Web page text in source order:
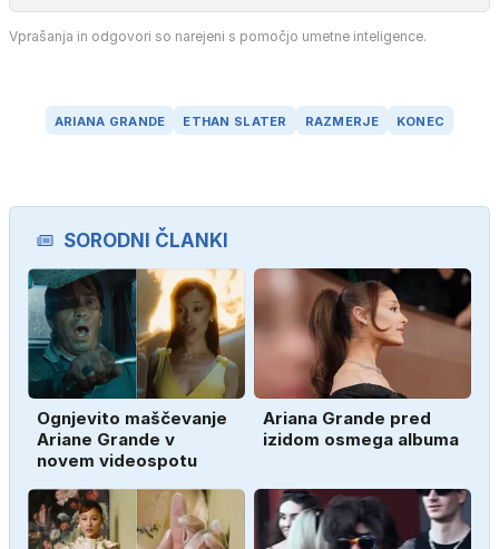
Vprašanja in odgovori so narejeni s pomočjo umetne inteligence.
ARIANA GRANDE ETHAN SLATER RAZMERJE KONEC
SORODNI ČLANKI
Ognjevito maščevanje
Ariane Grande v
novem videospotu
Ariana Grande pred
izidom osmega albuma